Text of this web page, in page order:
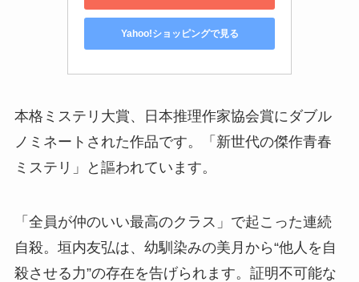
Yahoo!ショッピングで見る
本格ミステリ大賞、日本推理作家協会賞にダブル
ノミネートされた作品です。「新世代の傑作青春
ミステリ」と謳われています。
「全員が仲のいい最高のクラス」で起こった連続
自殺。垣内友弘は、幼馴染みの美月から“他人を自
殺させる力”の存在を告げられます。証明不可能な